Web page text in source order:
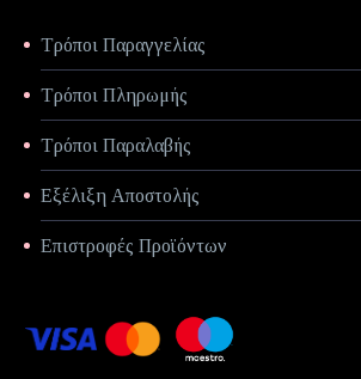
Τρόποι Παραγγελίας
Τρόποι Πληρωμής
Τρόποι Παραλαβής
Εξέλιξη Αποστολής
Επιστροφές Προϊόντων